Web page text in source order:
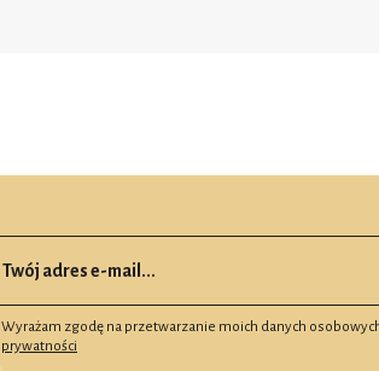
Wyrażam zgodę na przetwarzanie moich danych
prywatności